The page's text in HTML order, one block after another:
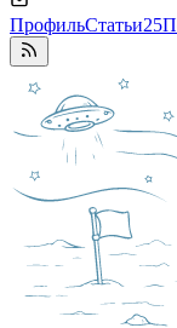
ПрофильСтатьи25